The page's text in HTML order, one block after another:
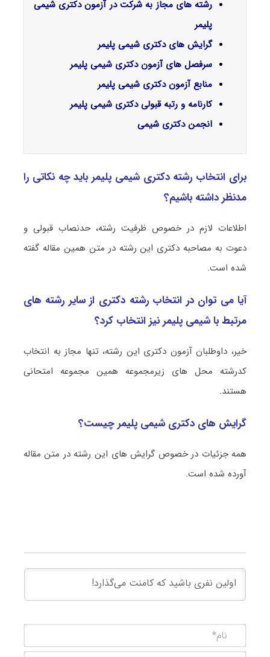
رشته های مجاز به شرکت در آزمون دکتری شیمی
پلیمر
گرایش‌ های دکتری شیمی پلیمر
سرفصل‌ های آزمون دکتری شیمی پلیمر
منابع آزمون دکتری شیمی پلیمر
کارنامه و رتبه قبولی دکتری شیمی پلیمر
انجمن دکتری شیمی
برای انتخاب رشته دکتری شیمی پلیمر باید چه نکاتی را
مدنظر داشته باشیم؟
اطلاعات لازم در خصوص ظرفیت رشته، حدنصاب قبولی و
دعوت به مصاحبه دکتری این رشته در متن همین مقاله گفته
شده است.
آیا می توان در انتخاب رشته دکتری از سایر رشته های
مرتبط با شیمی پلیمر نیز انتخاب کرد؟
خیر، داوطلبان آزمون دکتری این رشته، تنها مجاز به انتخاب
کدرشته محل های زیرمجموعه همین مجموعه امتحانی
هستند.
گرایش های دکتری شیمی پلیمر چیست؟
همه جزئیات در خصوص گرایش های این رشته در متن مقاله
آورده شده است.